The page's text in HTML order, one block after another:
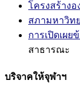
โครงสร้างอ
สภามหาวิท
การเปิดเผ
สาธารณะ
บริจาคให้จุฬาฯ